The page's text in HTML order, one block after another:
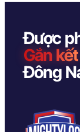
Được
Gắn kết
Đông